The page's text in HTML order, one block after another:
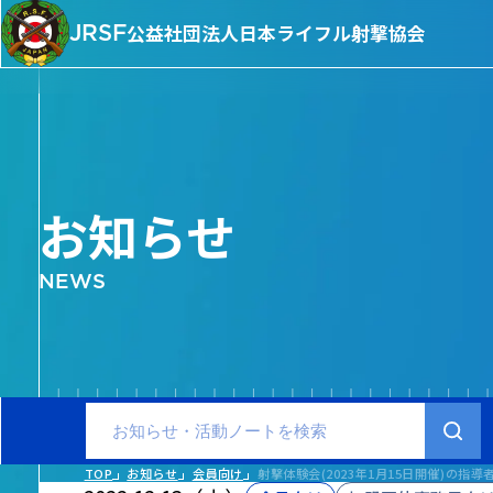
JRSF公益社団法人日本ライフル射撃協会
お知らせ
NEWS
TOP お知らせ 会員向け 射撃体験会(2023年1月15日開催)の指導